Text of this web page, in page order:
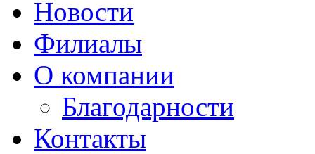
Новости
Филиалы
О компании
Благодарности
Контакты